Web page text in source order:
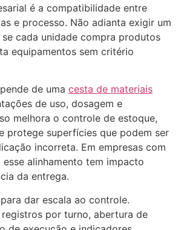
é a compatibilidade entre
e processo. Não adianta exigir um
cada unidade compra produtos
equipamentos sem critério
de uma cesta de materiais
de uso, dosagem e
melhora o controle de estoque,
protege superfícies que podem ser
incorreta. Em empresas com
esse alinhamento tem impacto
da entrega.
dar escala ao controle.
por turno, abertura de